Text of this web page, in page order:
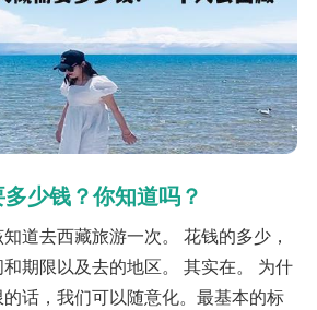
少钱？你知道吗？
道去西藏旅游一次。 花钱的多少，
期限以及去的地区。 其实在。 为什
话，我们可以随意化。最基本的标